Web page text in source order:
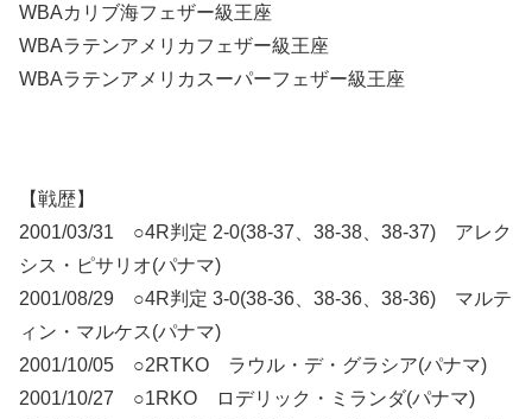
WBAカリブ海フェザー級王座
WBAラテンアメリカフェザー級王座
WBAラテンアメリカスーパーフェザー級王座
【戦歴】
2001/03/31 ○4R判定 2-0(38-37、38-38、38-37) アレク
シス・ピサリオ(パナマ)
2001/08/29 ○4R判定 3-0(38-36、38-36、38-36) マルテ
ィン・マルケス(パナマ)
2001/10/05 ○2RTKO ラウル・デ・グラシア(パナマ)
2001/10/27 ○1RKO ロデリック・ミランダ(パナマ)